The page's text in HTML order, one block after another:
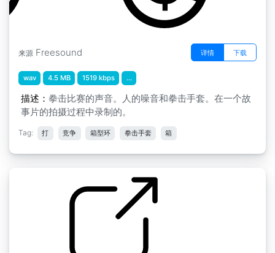
来源 Freesound 详情 下载
wav 4.5 MB 1519 kbps ...
描述： 拳击比赛的声音。人的噪音和拳击手套。在一个故
事片的拍摄过程中录制的。
Tag: 打 竞争 箱型环 拳击手套 箱